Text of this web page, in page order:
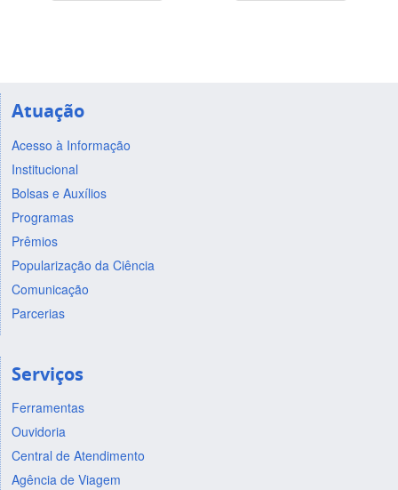
Atuação
Acesso à Informação
Institucional
Bolsas e Auxílios
Programas
Prêmios
Popularização da Ciência
Comunicação
Parcerias
Serviços
Ferramentas
Ouvidoria
Central de Atendimento
Agência de Viagem